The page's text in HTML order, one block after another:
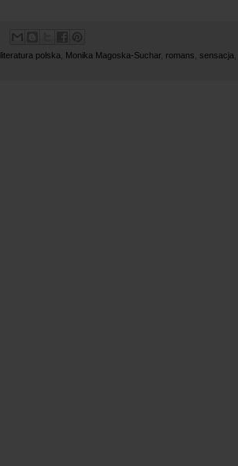
literatura polska Monika Magoska-Suchar, romans sensacja